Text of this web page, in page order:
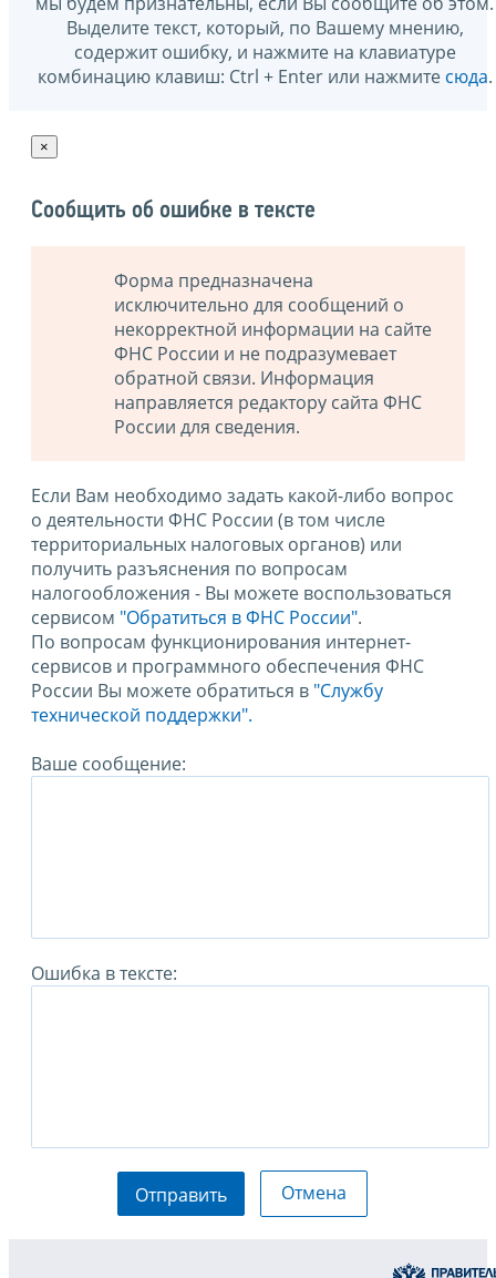
Выделите текст, который, по Вашему мнению,
содержит ошибку, и нажмите на клавиатуре
комбинацию клавиш: Ctrl + Enter или нажмите сюда.
×
Сообщить об ошибке в тексте
Форма предназначена
исключительно для сообщений о
некорректной информации на сайте
ФНС России и не подразумевает
обратной связи. Информация
направляется редактору сайта ФНС
России для сведения.
Если Вам необходимо задать какой-либо вопрос
о деятельности ФНС России (в том числе
территориальных налоговых органов) или
получить разъяснения по вопросам
налогообложения - Вы можете воспользоваться
сервисом "Обратиться в ФНС России".
По вопросам функционирования интернет-
сервисов и программного обеспечения ФНС
России Вы можете обратиться в "Службу
технической поддержки".
Ваше сообщение:
Ошибка в тексте:
Отправить Отмена